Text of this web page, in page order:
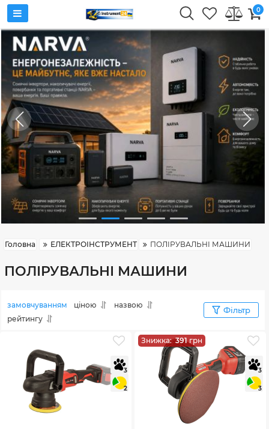
0
Головна ЕЛЕКТРОІНСТРУМЕНТ ПОЛІРУВАЛЬНІ МАШИНИ
ПОЛІРУВАЛЬНІ МАШИНИ
замовчуванням ціною
назвою
рейтингу
Фільтр
3
2
Знижка:391 грн
3
3